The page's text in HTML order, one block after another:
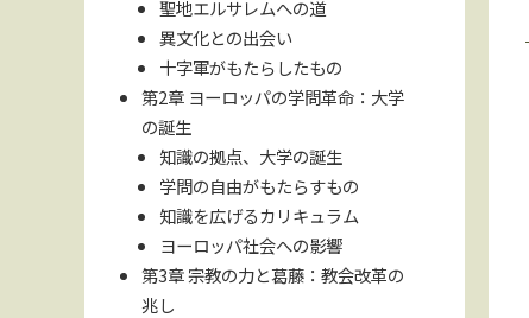
聖地エルサレムへの道
異文化との出会い
十字軍がもたらしたもの
第2章 ヨーロッパの学問革命：大学
の誕生
知識の拠点、大学の誕生
学問の自由がもたらすもの
知識を広げるカリキュラム
ヨーロッパ社会への影響
第3章 宗教の力と葛藤：教会改革の
兆し